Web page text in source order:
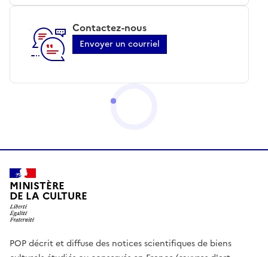
Contactez-nous
Envoyer un courriel
MINISTÈRE
DE LA CULTURE
POP décrit et diffuse des notices scientifiques de biens